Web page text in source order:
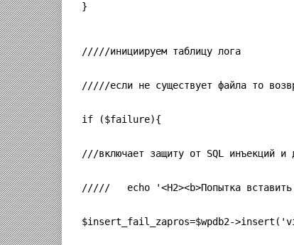
}
/////инициируем таблицу лога
/////если не существует файла то
if ($failure){
///включает защиту от SQL инъекций
/////   echo '<H2><b>Попытка
$insert_fail_zapros=$wpdb2-